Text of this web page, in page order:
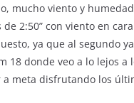
mucho viento y
2:50” con viento en
ya que al segundo
18 donde veo a lo lejos
meta disfrutando los